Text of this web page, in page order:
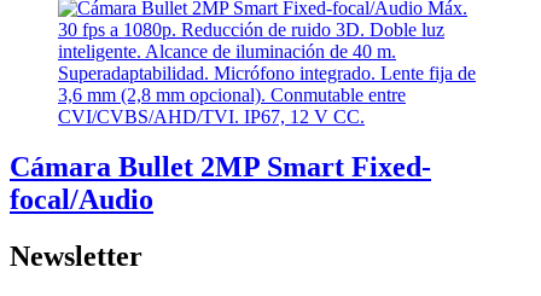
Cámara Bullet 2MP Smart Fixed-
focal/Audio
Newsletter